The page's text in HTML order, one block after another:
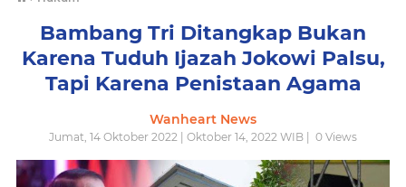
Bambang Tri Ditangkap Bukan
Karena Tuduh Ijazah Jokowi Palsu,
Tapi Karena Penistaan Agama
Wanheart News
Jumat, 14 Oktober 2022 | Oktober 14, 2022 WIB | 0 Views